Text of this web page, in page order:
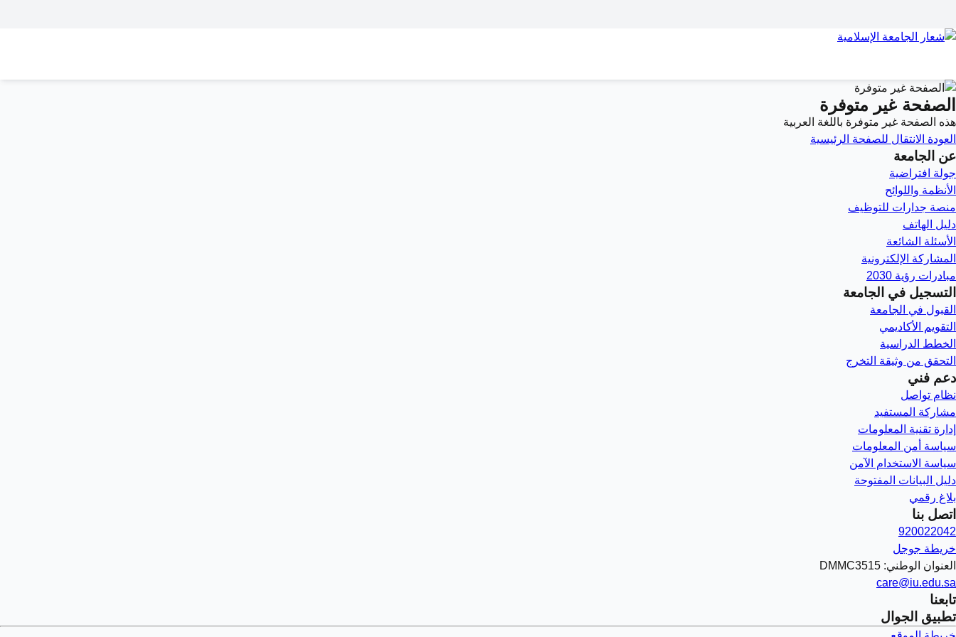
الصفحة غير متوفرة
هذه الصفحة غير متوفرة باللغة العربية
العودة الانتقال للصفحة الرئيسية
عن الجامعة
جولة افتراضية
الأنظمة واللوائح
منصة جدارات للتوظيف
دليل الهاتف
الأسئلة الشائعة
المشاركة الإلكترونية
مبادرات رؤية 2030
التسجيل في الجامعة
القبول في الجامعة
التقويم الأكاديمي
الخطط الدراسية
التحقق من وثيقة التخرج
دعم فني
نظام تواصل
مشاركة المستفيد
إدارة تقنية المعلومات
سياسة أمن المعلومات
سياسة الاستخدام الآمن
دليل البيانات المفتوحة
بلاغ رقمي
اتصل بنا
920022042
خريطة جوجل
العنوان الوطني: DMMC3515
care@iu.edu.sa
تابعنا
تطبيق الجوال